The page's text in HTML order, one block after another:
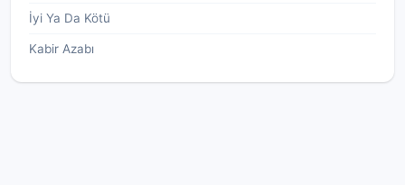
İyi Ya Da Kötü
Kabir Azabı